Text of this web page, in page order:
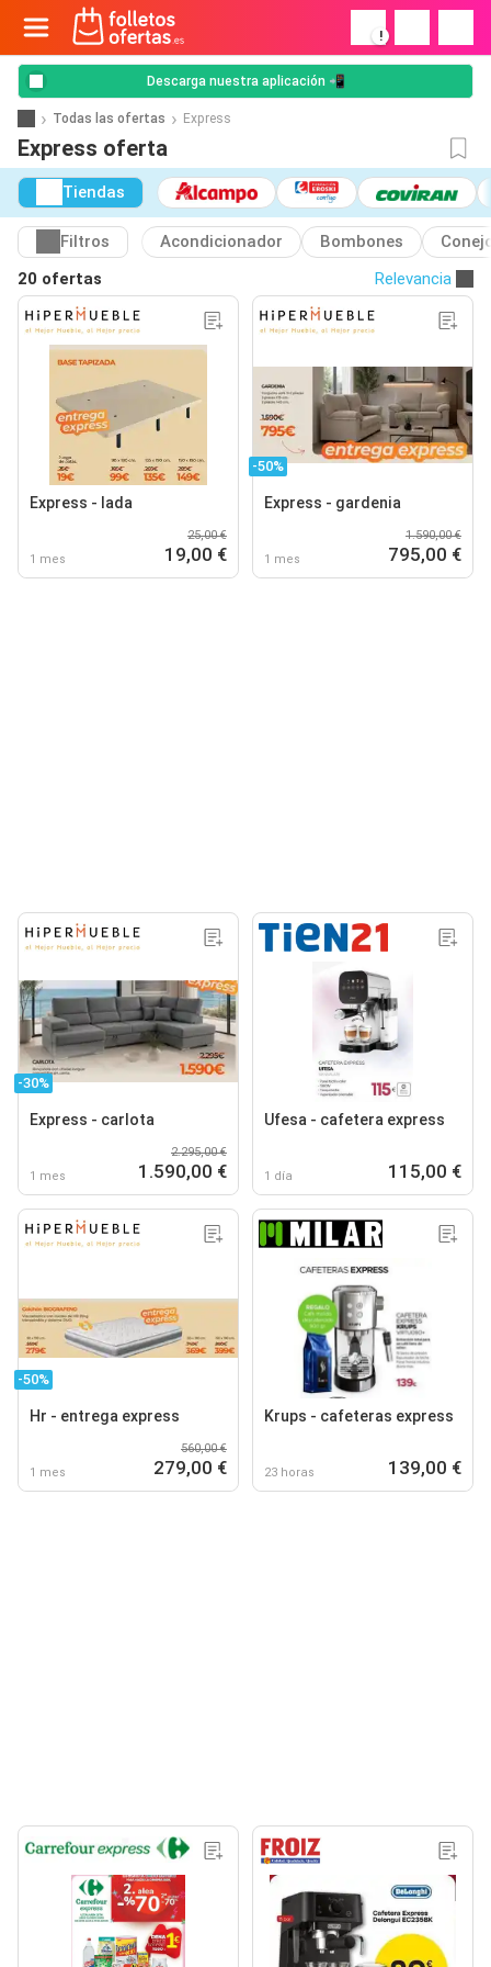
!
Descarga nuestra aplicación 📲
Todas las ofertas Express
Express oferta
Tiendas
Filtros Acondicionador Bombones
20 ofertas
Relevancia
Express - lada
1 mes
25,00 €
19,00 €
-50%
Express - gardenia
1 mes
1.590,00 €
795,00 €
-30%
Express - carlota
1 mes
2.295,00 €
1.590,00 €
Ufesa - cafetera express
1 día 115,00 €
-50%
Hr - entrega express
1 mes
560,00 €
279,00 €
Krups - cafeteras express
23 horas 139,00 €